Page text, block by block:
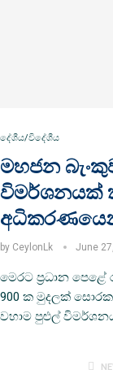
දේශීය/විදේශීය
මහජන
විමර්ශනයක්
by CeylonLk June
මෙරට ප්‍රධාන
900 ක මුදලක්
වහාම පුළුල්